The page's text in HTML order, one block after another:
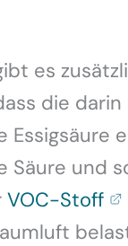
es
die darin
Essigsäure
Säure und
VOC-Stoff